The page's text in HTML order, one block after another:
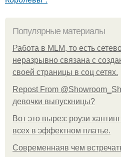
Популярные материалы
Работа в MLM, то есть
неразрывно связана с
своей страницы в соц сетях.
Repost From
девочки выпускницы?
Вот это вырез: роузи
всех в эффектном платьe.
Современнаяв чем